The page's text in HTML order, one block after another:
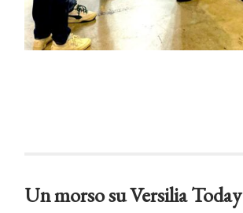
Un morso su Versilia Today